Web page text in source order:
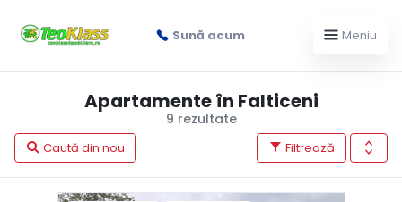
Sună acum Meniu
9 rezultate
Apartamente în Falticeni
Filtrează
Caută din nou